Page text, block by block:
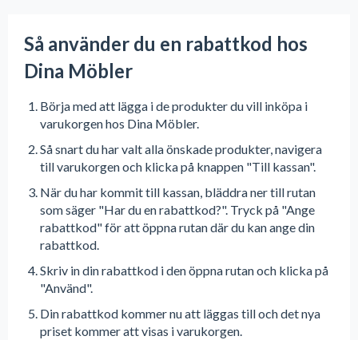
Så använder du en rabattkod hos
Dina Möbler
Börja med att lägga i de produkter du vill inköpa i
varukorgen hos Dina Möbler.
Så snart du har valt alla önskade produkter, navigera
till varukorgen och klicka på knappen "Till kassan".
När du har kommit till kassan, bläddra ner till rutan
som säger "Har du en rabattkod?". Tryck på "Ange
rabattkod" för att öppna rutan där du kan ange din
rabattkod.
Skriv in din rabattkod i den öppna rutan och klicka på
"Använd".
Din rabattkod kommer nu att läggas till och det nya
priset kommer att visas i varukorgen.